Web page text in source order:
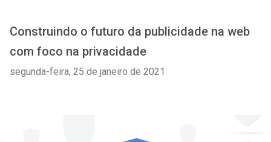
Construindo o futuro da publicidade na web
com foco na privacidade
segunda-feira, 25 de janeiro de 2021